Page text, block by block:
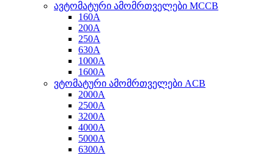
ავტომატური ამომრთველები MCCB
160A
200A
250A
630A
1000A
1600A
ვტომატური ამომრთველები ACB
2000A
2500A
3200A
4000A
5000A
6300A